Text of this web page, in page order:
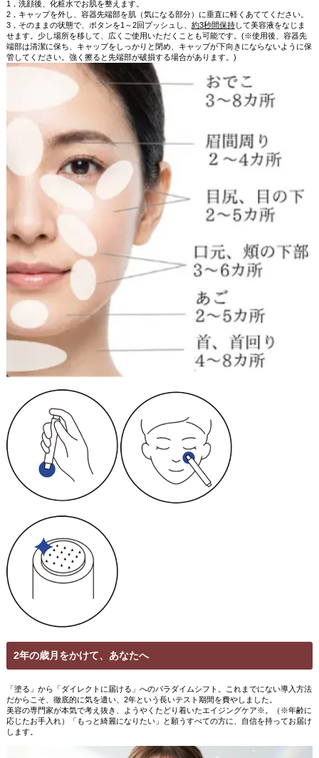
1，洗顔後、化粧水でお肌を整えます。
2，キャップを外し、容器先端部を肌（気になる部分）に垂直に軽くあててください。
3，そのままの状態で、ボタンを1～2回プッシュし、 約3秒間保持して美容液をなじま
せます。少し場所を移して、広くご使用いただくことも可能です。(※使用後、容器先
端部は清潔に保ち、キャップをしっかりと閉め、キャップが下向きにならないように保
管してください。強く擦ると先端部が破損する場合があります。)
2年の歳月をかけて、あなたへ
「塗る」から「ダイレクトに届ける」へのパラダイムシフト。これまでにない導入方法
だからこそ、徹底的に気を遣い、 2年という長いテスト期間を費やしました。
美容の専門家が本気で考え抜き、ようやくたどり着いたエイジングケア※。（※年齢に
応じたお手入れ）「もっと綺麗になりたい」と願うすべての方に、自信を持ってお届け
します。